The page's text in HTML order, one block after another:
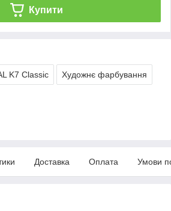
Купити
K7 Classic Художнє фарбування
Доставка Оплата Умови